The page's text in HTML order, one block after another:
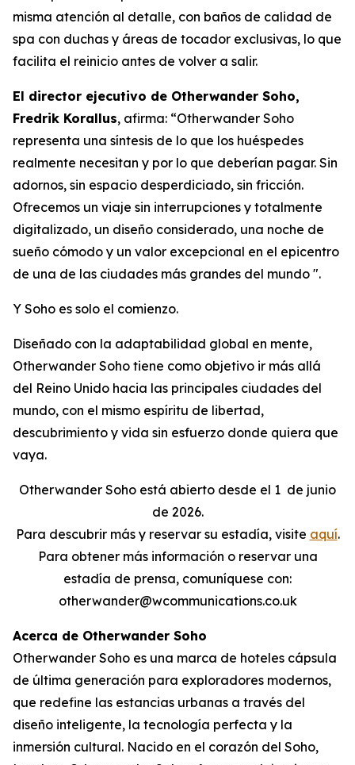
misma atención al detalle, con baños de calidad de
spa con duchas y áreas de tocador exclusivas, lo que
facilita el reinicio antes de volver a salir.
El director ejecutivo de Otherwander Soho,
Fredrik Korallus, afirma: “Otherwander Soho
representa una síntesis de lo que los huéspedes
realmente necesitan y por lo que deberían pagar. Sin
adornos, sin espacio desperdiciado, sin fricción.
Ofrecemos un viaje sin interrupciones y totalmente
digitalizado, un diseño considerado, una noche de
sueño cómodo y un valor excepcional en el epicentro
de una de las ciudades más grandes del mundo ".
Y Soho es solo el comienzo.
Diseñado con la adaptabilidad global en mente,
Otherwander Soho tiene como objetivo ir más allá
del Reino Unido hacia las principales ciudades del
mundo, con el mismo espíritu de libertad,
descubrimiento y vida sin esfuerzo donde quiera que
vaya.
Otherwander Soho está abierto desde el 1 de junio
de 2026.
Para descubrir más y reservar su estadía, visite aquí.
Para obtener más información o reservar una
estadía de prensa, comuníquese con:
otherwander@wcommunications.co.uk
Acerca de Otherwander Soho
Otherwander Soho es una marca de hoteles cápsula
de última generación para exploradores modernos,
que redefine las estancias urbanas a través del
diseño inteligente, la tecnología perfecta y la
inmersión cultural. Nacido en el corazón del Soho,